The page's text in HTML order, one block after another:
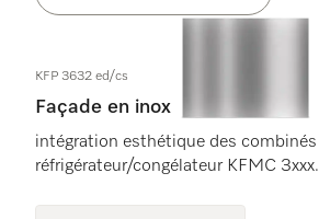
KFP 3632 ed/cs
Façade en inox
intégration esthétique des combinés
réfrigérateur/congélateur KFMC 3xxx.